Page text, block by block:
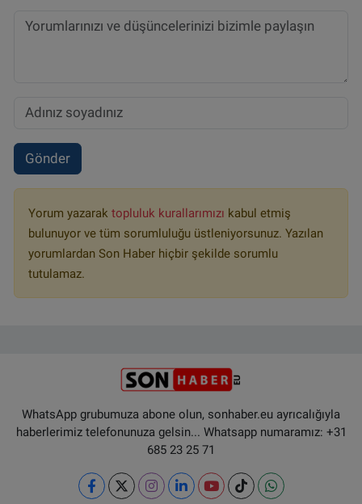
Gönder
Yorum yazarak topluluk kurallarımızı kabul etmiş
bulunuyor ve tüm sorumluluğu üstleniyorsunuz. Yazılan
yorumlardan Son Haber hiçbir şekilde sorumlu
tutulamaz.
WhatsApp grubumuza abone olun, sonhaber.eu ayrıcalığıyla
haberlerimiz telefonunuza gelsin... Whatsapp numaramız: +31
685 23 25 71